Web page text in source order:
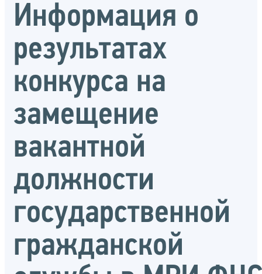
Информация о
результатах
конкурса на
замещение
вакантной
должности
государственной
гражданской